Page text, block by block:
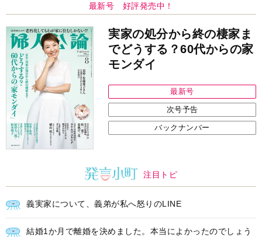
最新号 好評発売中！
実家の処分から終の棲家ま
でどうする？60代からの家
モンダイ
最新号
次号予告
バックナンバー
注目トピ
義実家について、義弟が私へ怒りのLINE
結婚1か月で離婚を決めました。本当によかったのでしょう